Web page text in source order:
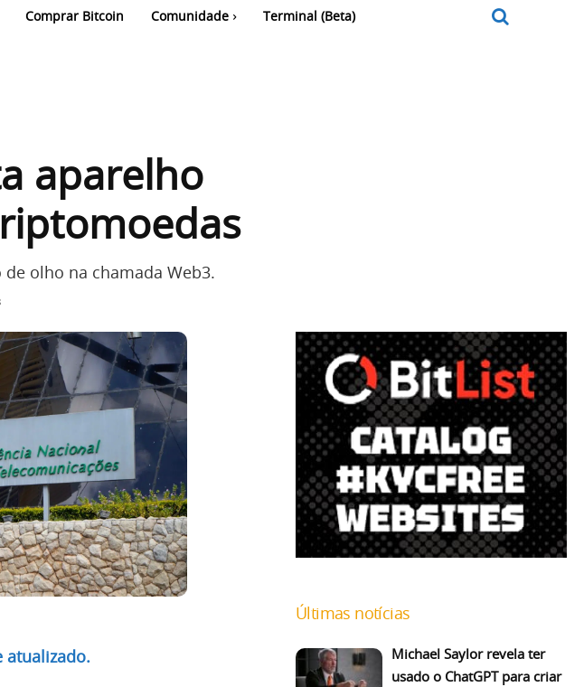
Comprar Bitcoin Comunidade Terminal (Beta)
aparelho
olho na chamada Web3.
atualizado.
Últimas notícias
Michael Saylor revela ter
usado o ChatGPT para criar